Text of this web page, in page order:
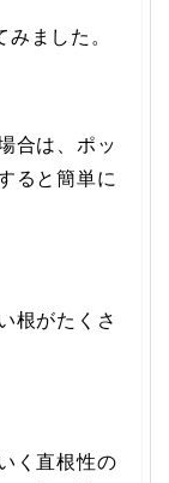
ました。
合は、ポッ
ると簡単に
根がたくさ
く直根性の